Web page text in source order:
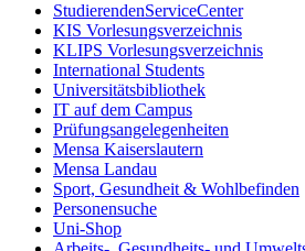
StudierendenServiceCenter
KIS Vorlesungsverzeichnis
KLIPS Vorlesungsverzeichnis
International Students
Universitätsbibliothek
IT auf dem Campus
Prüfungsangelegenheiten
Mensa Kaiserslautern
Mensa Landau
Sport, Gesundheit & Wohlbefinden
Personensuche
Uni-Shop